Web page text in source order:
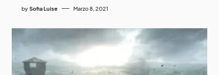
by Sofia Luise Marzo 8, 2021